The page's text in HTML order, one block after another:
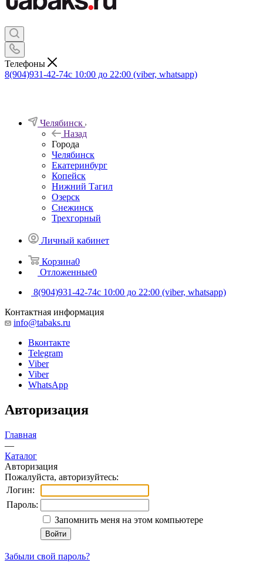
Телефоны
8(904)931-42-74с 10:00 до 22:00 (viber, whatsapp)
Челябинск
Назад
Города
Челябинск
Екатеринбург
Копейск
Нижний Тагил
Озерск
Снежинск
Трехгорный
Личный кабинет
Корзина0
Отложенные0
8(904)931-42-74с 10:00 до 22:00 (viber, whatsapp)
Контактная информация
info@tabaks.ru
Вконтакте
Telegram
Viber
Viber
WhatsApp
Авторизация
Главная
—
Каталог
Авторизация
Пожалуйста, авторизуйтесь:
Логин:
Пароль:
Запомнить меня на этом компьютере
Забыли свой пароль?